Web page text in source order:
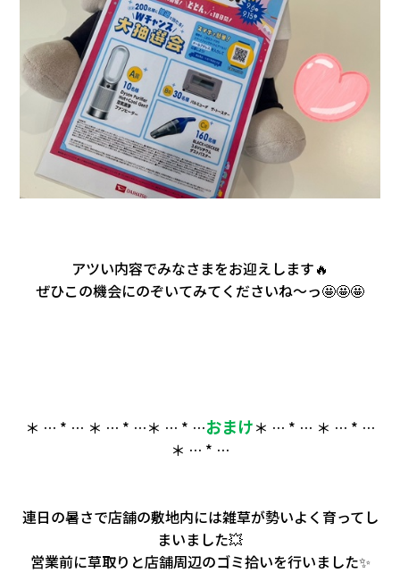
アツい内容でみなさまをお迎えします🔥
ぜひこの機会にのぞいてみてくださいね～っ🤩🤩🤩
＊ … * … ＊ … * …＊ … * …おまけ＊ … * … ＊ … * …
＊ … * …
連日の暑さで店舗の敷地内には雑草が勢いよく育ってし
まいました💥
営業前に草取りと店舗周辺のゴミ拾いを行いました✨